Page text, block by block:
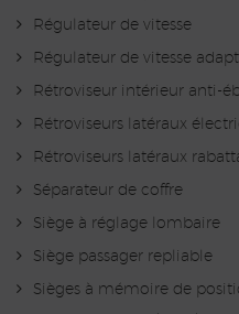
Régulateur de vitesse
Régulateur de vitesse
Rétroviseur intérieur anti-
Rétroviseurs latéraux
Rétroviseurs latéraux
Séparateur de coffre
Siège à réglage lombaire
Siège passager repliable
Sièges à mémoire de